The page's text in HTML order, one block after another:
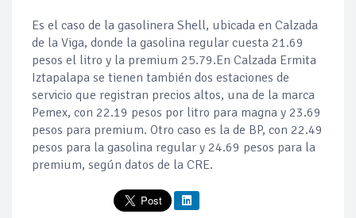
Es el caso de la gasolinera Shell, ubicada en Calzada
de la Viga, donde la gasolina regular cuesta 21.69
pesos el litro y la premium 25.79.En Calzada Ermita
Iztapalapa se tienen también dos estaciones de
servicio que registran precios altos, una de la marca
Pemex, con 22.19 pesos por litro para magna y 23.69
pesos para premium. Otro caso es la de BP, con 22.49
pesos para la gasolina regular y 24.69 pesos para la
premium, según datos de la CRE.